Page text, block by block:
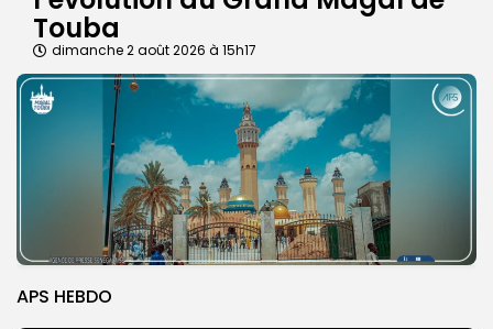
Touba
dimanche 2 août 2026 à 15h17
APS HEBDO